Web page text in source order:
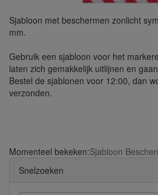
Sjabloon met beschermen zonlicht
mm.
Gebruik een sjabloon voor het
laten zich gemakkelijk uitlijnen en
Bestel de sjablonen voor 12:00, dan
verzonden.
Momenteel bekeken:Sjabloon
Snelzoeken